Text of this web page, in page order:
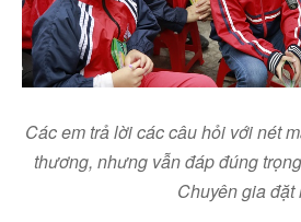
Các emtrả lời các câu hỏi với nét
thương, nhưng vẫn đáp đúng
Chuyên gia đặt